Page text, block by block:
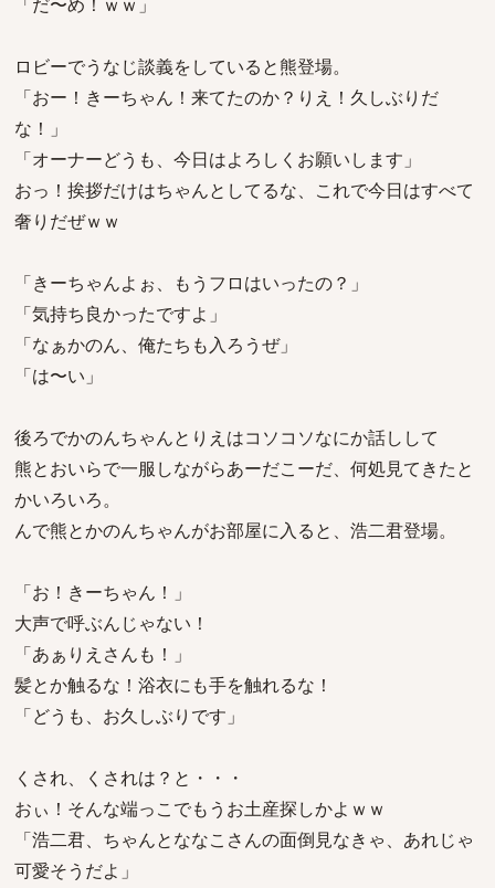
ロビーでうなじ談義をしていると熊登場。
「おー！きーちゃん！来てたのか？りえ！久しぶりだ
な！」
「オーナーどうも、今日はよろしくお願いします」
おっ！挨拶だけはちゃんとしてるな、これで今日はすべて
奢りだぜｗｗ
「きーちゃんよぉ、もうフロはいったの？」
「気持ち良かったですよ」
「なぁかのん、俺たちも入ろうぜ」
「は〜い」
後ろでかのんちゃんとりえはコソコソなにか話しして
熊とおいらで一服しながらあーだこーだ、何処見てきたと
かいろいろ。
んで熊とかのんちゃんがお部屋に入ると、浩二君登場。
「お！きーちゃん！」
大声で呼ぶんじゃない！
「あぁりえさんも！」
髪とか触るな！浴衣にも手を触れるな！
「どうも、お久しぶりです」
くされ、くされは？と・・・
おぃ！そんな端っこでもうお土産探しかよｗｗ
「浩二君、ちゃんとななこさんの面倒見なきゃ、あれじゃ
可愛そうだよ」